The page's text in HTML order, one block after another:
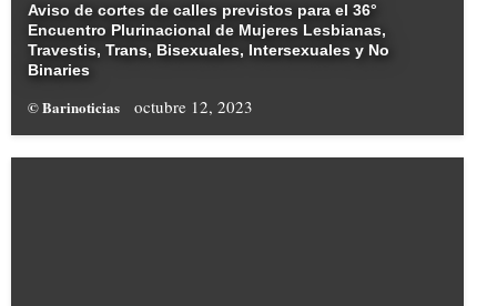
Aviso de cortes de calles previstos para el 36°
Encuentro Plurinacional de Mujeres Lesbianas,
Travestis, Trans, Bisexuales, Intersexuales y No
Binaries
© Barinoticias octubre 12, 2023